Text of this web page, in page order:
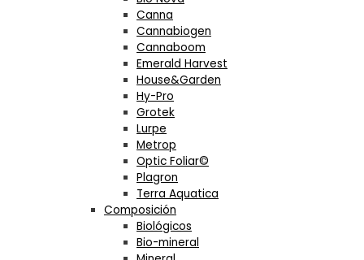
Canna
Cannabiogen
Cannaboom
Emerald Harvest
House&Garden
Hy-Pro
Grotek
Lurpe
Metrop
Optic Foliar©
Plagron
Terra Aquatica
Composición
Biológicos
Bio-mineral